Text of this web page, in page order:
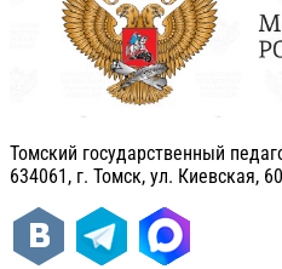
Томский государственный
634061, г. Томск, ул. Киевская, 60